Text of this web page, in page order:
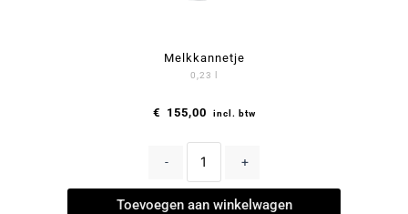
Melkkannetje
0,23 l
€ 155,00 incl. btw
- +
Toevoegen aan winkelwagen